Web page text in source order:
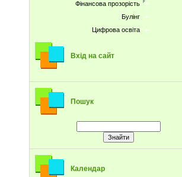
Фінансова прозорість
Булінг
Цифрова освіта
Вхід на сайт
Пошук
Календар